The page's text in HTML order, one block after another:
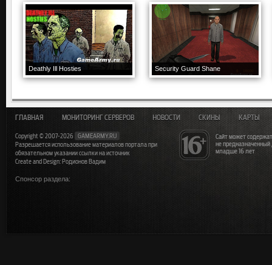
Deathly Ill Hosties Security Guard Shane
Сайт может
не
младше 16 лет
ГЛАВНАЯ МОНИТОРИНГ СЕРВЕРОВ НОВОСТИ СКИНЫ КАРТЫ
Copyright © 2007-2026
GAMEARMY.RU
Разрешается использование материалов портала при
обязательном указании ссылки на источник
Create and Design: Родионов Вадим
Спонсор раздела: